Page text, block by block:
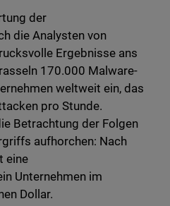
der
die Analysten von
Ergebnisse ans
170.000 Malware-
weltweit ein, das
pro Stunde.
Betrachtung der Folgen
aufhorchen: Nach
eine
Unternehmen im
Dollar.